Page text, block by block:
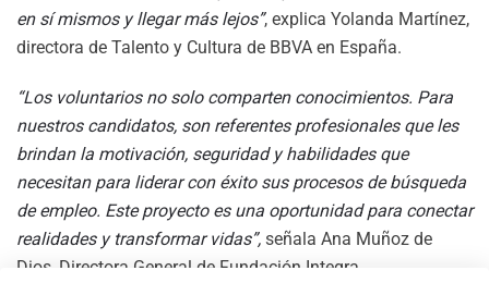
en sí mismos y llegar más lejos”, explica Yolanda Martínez,
directora de Talento y Cultura de BBVA en España.
“Los voluntarios no solo comparten conocimientos. Para
nuestros candidatos, son referentes profesionales que les
brindan la motivación, seguridad y habilidades que
necesitan para liderar con éxito sus procesos de búsqueda
de empleo. Este proyecto es una oportunidad para conectar
realidades y transformar vidas”, señala Ana Muñoz de
Dios, Directora General de Fundación Integra.